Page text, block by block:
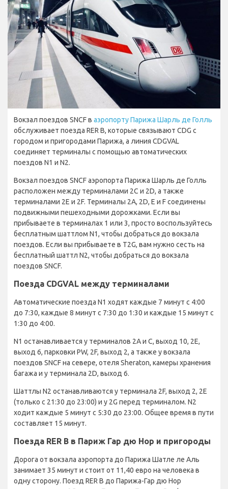
Вокзал поездов SNCF в аэропорту Парижа Шарль де Голль
обслуживает поезда RER B, которые связывают CDG с
городом и пригородами Парижа, а линия CDGVAL
соединяет терминалы с помощью автоматических
поездов N1 и N2.
Вокзал поездов SNCF аэропорта Парижа Шарль де Голль
расположен между терминалами 2C и 2D, а также
терминалами 2E и 2F. Терминалы 2A, 2D, E и F соединены
подвижными пешеходными дорожками. Если вы
прибываете в терминалах 1 или 3, просто воспользуйтесь
бесплатным шаттлом N1, чтобы добраться до вокзала
поездов. Если вы прибываете в T2G, вам нужно сесть на
бесплатный шаттл N2, чтобы добраться до вокзала
поездов SNCF.
Поезда CDGVAL между терминалами
Автоматические поезда N1 ходят каждые 7 минут с 4:00
до 7:30, каждые 8 минут с 7:30 до 1:30 и каждые 15 минут с
1:30 до 4:00.
N1 останавливается у терминалов 2A и C, выход 10, 2E,
выход 6, парковки PW, 2F, выход 2, а также у вокзала
поездов SNCF на севере, отеля Sheraton, камеры хранения
багажа и у терминала 2D, выход 6.
Шаттлы N2 останавливаются у терминала 2F, выход 2, 2E
(только с 21:30 до 23:00) и у 2G перед терминалом. N2
ходит каждые 5 минут с 5:30 до 23:00. Общее время в пути
составляет 15 минут.
Поезда RER B в Париж Гар дю Нор и пригороды
Дорога от вокзала аэропорта до Парижа Шатле ле Аль
занимает 35 минут и стоит от 11,40 евро на человека в
одну сторону. Поезд RER B до Парижа-Гар дю Нор